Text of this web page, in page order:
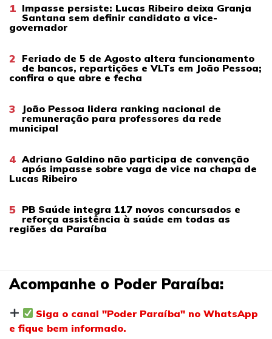
1 Impasse persiste: Lucas Ribeiro deixa Granja
Santana sem definir candidato a vice-
governador
2 Feriado de 5 de Agosto altera funcionamento
de bancos, repartições e VLTs em João Pessoa;
confira o que abre e fecha
3
João Pessoa lidera ranking nacional de
remuneração para professores da rede
municipal
4 Adriano Galdino não participa de convenção
após impasse sobre vaga de vice na chapa de
Lucas Ribeiro
5 PB Saúde integra 117 novos concursados e
reforça assistência à saúde em todas as
regiões da Paraíba
Acompanhe o Poder Paraíba:
Siga o canal "Poder Paraíba" no WhatsApp
e fique bem informado.